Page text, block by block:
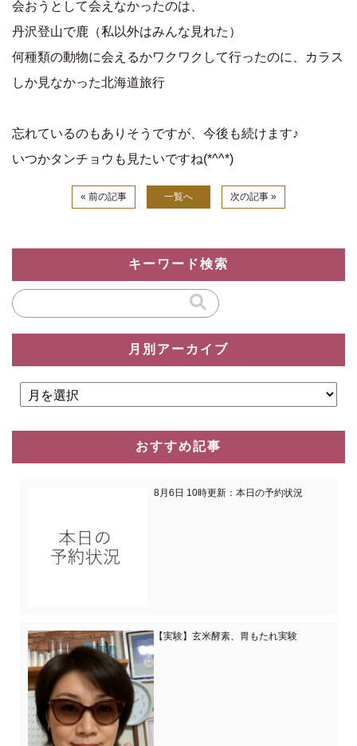
キーワード検索
月別アーカイブ
おすすめ記事
8月6日 10時更新：本日の予約状況
【実験】玄米酵素、胃もたれ実験
会おうとして会えなかったのは、
丹沢登山で鹿（私以外はみんな見れた）
何種類の動物に会えるかワクワクして行ったのに、カラス
しか見なかった北海道旅行
忘れているのもありそうですが、今後も続けます♪
いつかタンチョウも見たいですね(*^^*)
« 前の記事 一覧へ 次の記事 »